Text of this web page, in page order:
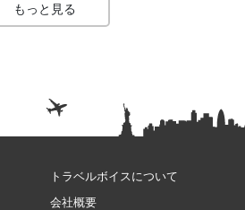
もっと見る
トラベルボイスについて
会社概要